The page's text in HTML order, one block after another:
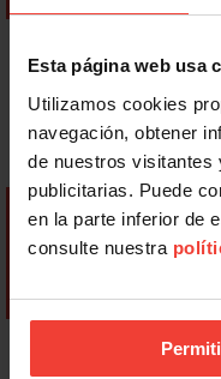
Esta página web usa
Utilizamos cookies
navegación, obtener
de nuestros visitantes
publicitarias. Puede
en la parte inferior de
consulte nuestra